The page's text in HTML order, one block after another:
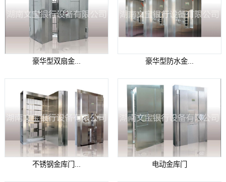
豪华型双扇金... 豪华型防水金...
不锈钢金库门... 电动金库门